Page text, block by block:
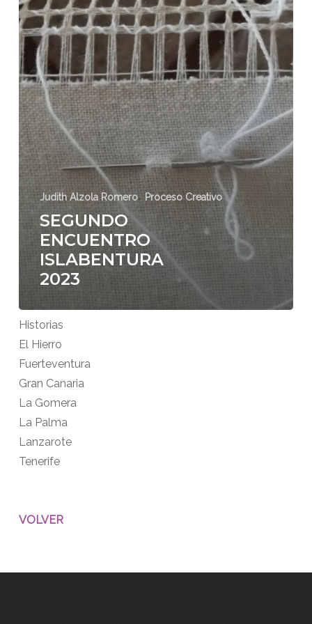
Judith Alzola Romero Proceso Creativo
SEGUNDO
ENCUENTRO
ISLABENTURA
2023
Historias
El Hierro
Fuerteventura
Gran Canaria
La Gomera
La Palma
Lanzarote
Tenerife
VOLVER